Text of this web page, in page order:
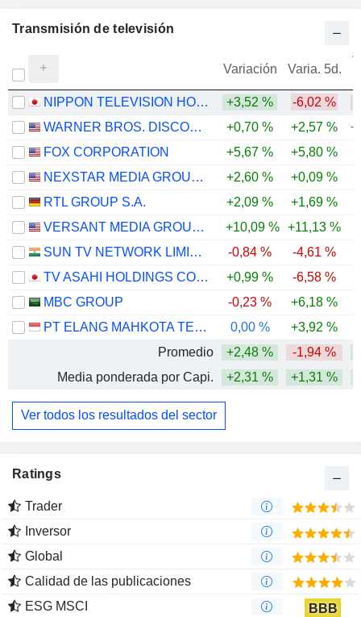
1.075.000
1,71 %
WOWOW INC.
9,07 %
2.616.400
9,07 %
16 M $
IG PORT, INC.
9,85 %
1.992.000
9,85 %
16 M $
Transmisión de televisión
Variación Varia. 5d.
NIPPON TELEVISION HOLDINGS, INC. +3,52 % -6,02 %
WARNER BROS. DISCOVERY, INC.
+0,70 % +2,57 %
FOX CORPORATION
+5,67 % +5,80 %
NEXSTAR MEDIA GROUP, INC.
+2,60 % +0,09 %
RTL GROUP S.A.
+2,09 % +1,69 %
VERSANT MEDIA GROUP, INC.
+10,09 % +11,13 %
SUN TV NETWORK LIMITED
-0,84 % -4,61 %
TV ASAHI HOLDINGS CORPORATION
+0,99 % -6,58 %
MBC GROUP
-0,23 % +6,18 %
PT ELANG MAHKOTA TEKNOLOGI TBK
0,00 % +3,92 %
Promedio
+2,48 % -1,94 %
Media ponderada por Capi.
+2,31 % +1,31 %
Ver todos los resultados del sector
Ratings
Trader
Inversor
Global
Calidad de las publicaciones
ESG MSCI
BBB